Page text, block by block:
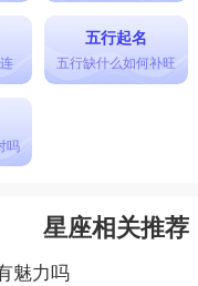
五行起名
五行缺什么如何补旺
吗
星座相关推荐
魅力吗